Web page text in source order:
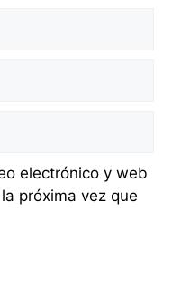
electrónico y web
próxima vez que